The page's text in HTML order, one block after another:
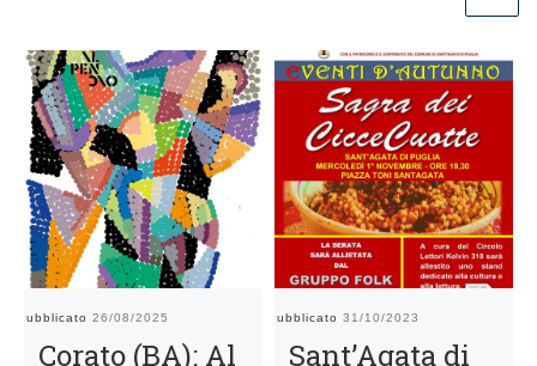
Pubblicato 26/08/2025
Corato (BA): Al
Pubblicato 31/10/2023
Sant’Agata di